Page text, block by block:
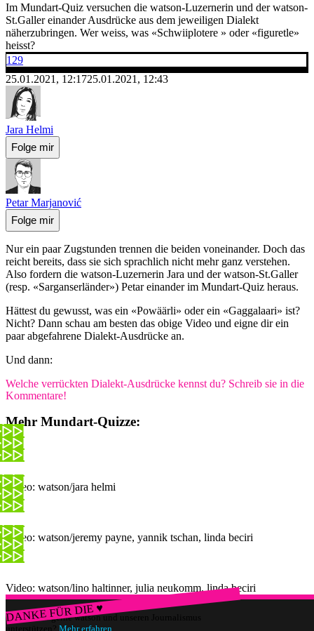
Im Mundart-Quiz versuchen die watson-Luzernerin und der watson-
St.Galler einander Ausdrücke aus dem jeweiligen Dialekt
näherzubringen. Wer weiss, was «Schwiiplotere » oder «figuretle»
heisst?
129
25.01.2021, 12:1725.01.2021, 12:43
Jara Helmi
Folge mir
Petar Marjanović
Folge mir
Nur ein paar Zugstunden trennen die beiden voneinander. Doch das
reicht bereits, dass sie sich sprachlich nicht mehr ganz verstehen.
Also fordern die watson-Luzernerin Jara und der watson-St.Galler
(resp. «Sarganserländer») Petar einander im Mundart-Quiz heraus.
Hättest du gewusst, was ein «Powäärli» oder ein «Gaggalaari» ist?
Nicht? Dann schau am besten das obige Video und eigne dir ein
paar abgefahrene Dialekt-Ausdrücke an.
Und dann:
Welche verrückten Dialekt-Ausdrücke kennst du? Schreib sie in die
Kommentare!
Mehr Mundart-Quizze:
Video: watson/jara helmi
Video: watson/jeremy payne, yannik tschan, linda beciri
Video: watson/lino haltinner, julia neukomm, linda beciri
DANKE FÜR DIE ♥
Würdest du gerne watson und unseren Journalismus
unterstützen? Mehr erfahren